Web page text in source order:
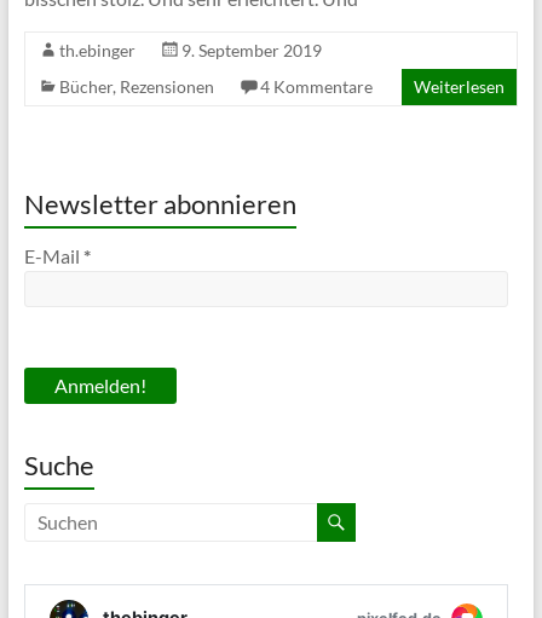
th.ebinger
9. September 2019
Bücher, Rezensionen 4 Kommentare Weiterlesen
Newsletter abonnieren
E-Mail *
Suche